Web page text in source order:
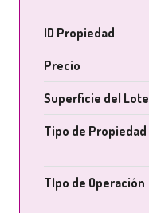
ID Propiedad
Precio
Superficie del Lote
Tipo de Propiedad
TIpo de Operación